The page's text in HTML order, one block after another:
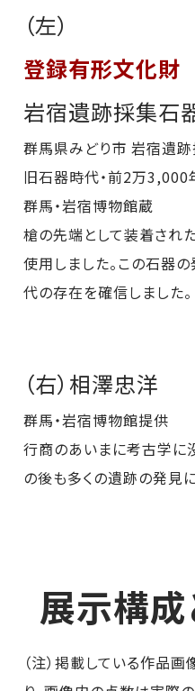
（左）
登録有形文化財
岩宿遺跡採集
群馬県みどり市 岩宿遺
旧石器時代・前2万3,000
群馬・岩宿博物館蔵
槍の先端として装着され
使用しました。この石器
代の存在を確信しました。
（右）相澤忠洋
群馬・岩宿博物館提供
行商のあいまに考古学に
の後も多くの遺跡の発見
展示構
（注）掲載している作品